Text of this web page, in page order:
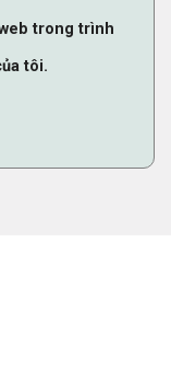
trong trình
tôi.